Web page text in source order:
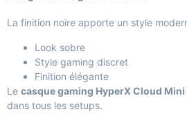
La finition noire apporte un style
Look sobre
Style gaming discret
Finition élégante
Le casque gaming HyperX Cloud
dans tous les setups.